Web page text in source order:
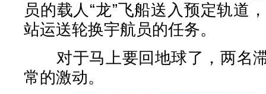
员的载人“龙”飞船送入预定轨道
站运送轮换宇航员的任务。
对于马上要回地球了，两名
常的激动。